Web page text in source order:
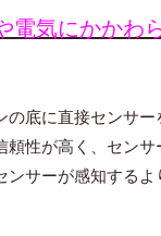
電気にかかわ
の底に直接センサ
性が高く、セン
サーが感知する